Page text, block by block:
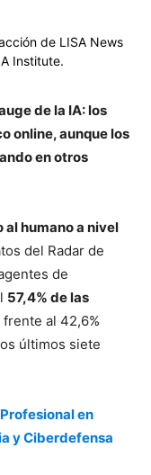
de LISA News
Institute.
de la IA: los
online, aunque los
en otros
humano a nivel
del Radar de
de
57,4% de las
frente al 42,6%
últimos siete
en
y Ciberdefensa